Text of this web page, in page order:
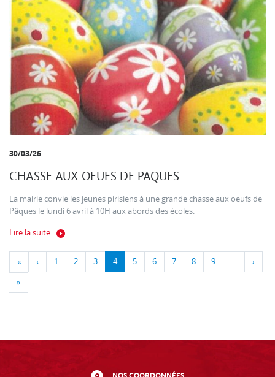
30/03/26
CHASSE AUX OEUFS DE PAQUES
La mairie convie les jeunes pirisiens à une grande chasse aux oeufs de
Pâques le lundi 6 avril à 10H aux abords des écoles.
Lire la suite
« ‹ 1 2 3 4 5 6 7 8 9 … ›
»